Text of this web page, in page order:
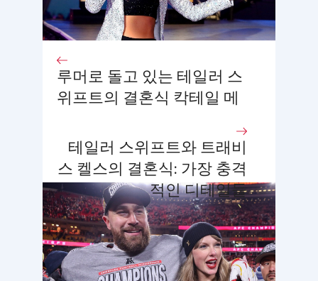
루머로 돌고 있는 테일러 스
위프트의 결혼식 칵테일 메
화제
테일러 스위프트와 트래비
스 켈스의 결혼식: 가장 충격
적인 디테일들